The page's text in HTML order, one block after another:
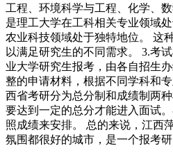
工程、环境科学与工程、化学、
是理工大学在工科相关专业领域
农业科技领域处于独特地位。 这
以满足研究生的不同需求。 3.考
业大学研究生报考，由各自招生
整的申请材料，根据不同学科和
西省考研分为总分制和成绩制两
要达到一定的总分才能进入面试
照成绩来安排。 总的来说，江西
氛围都很好的城市，是一个报考研